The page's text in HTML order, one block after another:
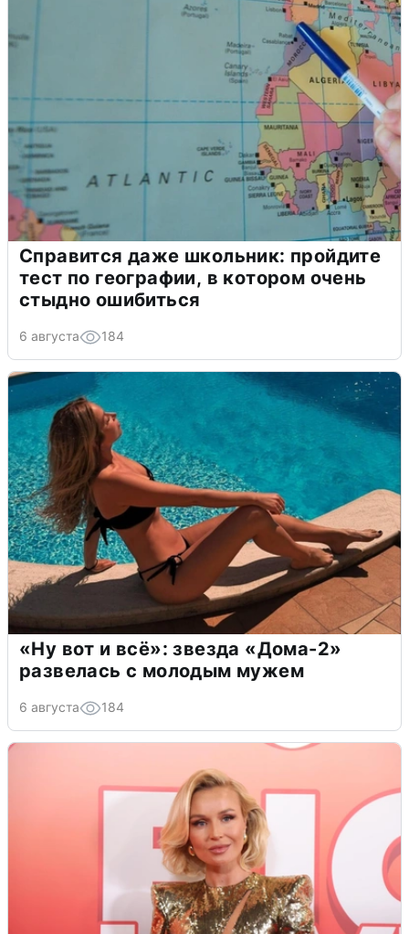
Справится даже школьник: пройдите
тест по географии, в котором очень
стыдно ошибиться
6 августа 184
«Ну вот и всё»: звезда «Дома-2»
развелась с молодым мужем
6 августа 184